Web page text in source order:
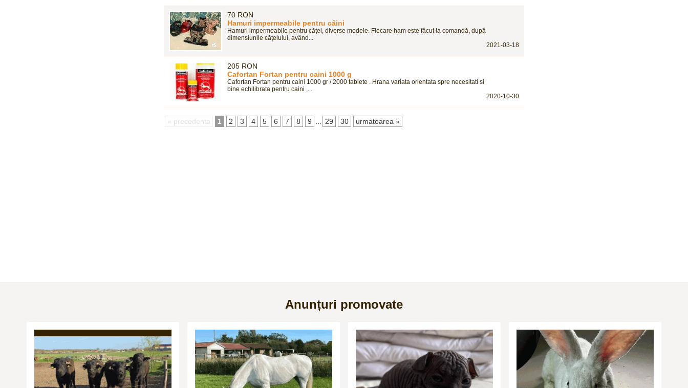
70 RON
Hamuri impermeabile pentru câini
Hamuri impermeabile pentru căței, diverse modele. Fiecare ham este făcut la comandă, după
dimensiunile cățelului, având...
2021-03-18
205 RON
Cafortan Fortan pentru caini 1000 g
Cafortan Fortan pentru caini 1000 gr / 2000 tablete . Hrana variata orientata spre necesitati si
bine echilibrata pentru caini ,...
2020-10-30
« precedenta 1 2 3 4 5 6 7 8 9 29 30 urmatoarea »
Anunțuri promovate